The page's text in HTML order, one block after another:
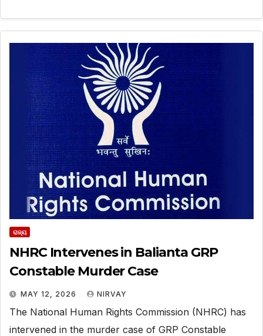
ରାଜ୍ୟ
NHRC Intervenes in Balianta GRP
Constable Murder Case
MAY 12, 2026 NIRVAY
The National Human Rights Commission (NHRC) has
intervened in the murder case of GRP Constable